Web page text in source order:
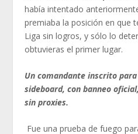
había intentado
premiaba la posición en que
Liga sin logros, y sólo lo
obtuvieras el primer lugar.
Un comandante inscrito
sideboard, con banneo
sin proxies.
Fue una prueba de fuego